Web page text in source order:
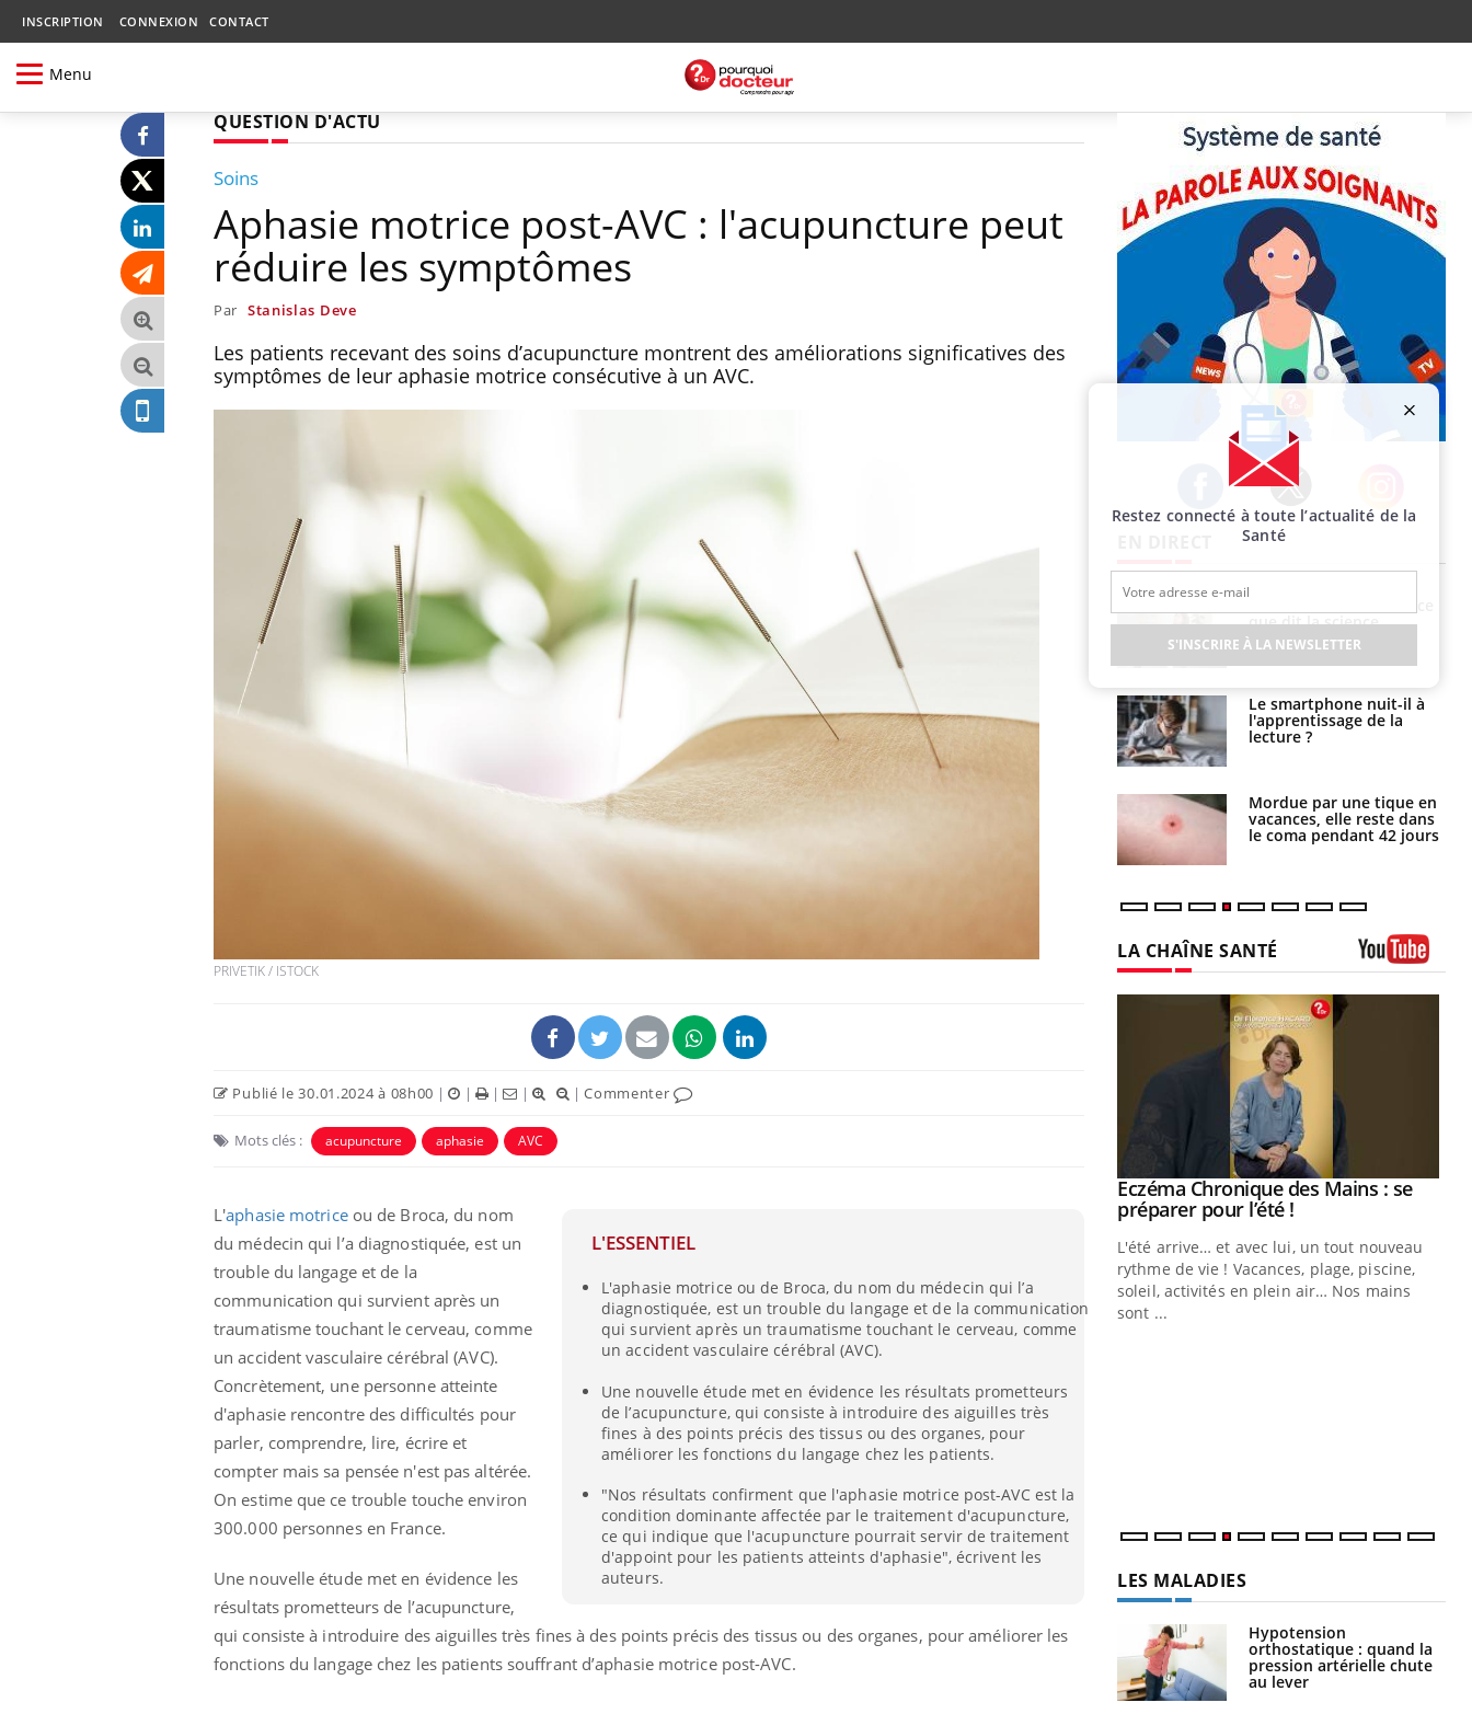
INSCRIPTION CONNEXION CONTACT
Menu
QUESTION D'ACTU
Soins
Aphasie motrice post-AVC : l'acupuncture peut
réduire les symptômes
Par Stanislas Deve
Les patients recevant des soins d’acupuncture montrent des améliorations significatives des
symptômes de leur aphasie motrice consécutive à un AVC.
PRIVETIK / ISTOCK
Publié le 30.01.2024 à 08h00 | | | | |Commenter
Mots clés : acupuncture aphasie AVC
L'ESSENTIEL
L'aphasie motrice ou de Broca, du nom du médecin qui l’a
diagnostiquée, est un trouble du langage et de la communication
qui survient après un traumatisme touchant le cerveau, comme
un accident vasculaire cérébral (AVC).
Une nouvelle étude met en évidence les résultats prometteurs
de l’acupuncture, qui consiste à introduire des aiguilles très
fines à des points précis des tissus ou des organes, pour
améliorer les fonctions du langage chez les patients.
"Nos résultats confirment que l'aphasie motrice post-AVC est la
condition dominante affectée par le traitement d'acupuncture,
ce qui indique que l'acupuncture pourrait servir de traitement
d'appoint pour les patients atteints d'aphasie", écrivent les
auteurs.
L'aphasie motriceou de Broca, du nom
du médecin qui l’a diagnostiquée, est un
trouble du langage et de la
communication qui survient après un
traumatisme touchant le cerveau, comme
un accident vasculaire cérébral (AVC).
Concrètement, une personne atteinte
d'aphasie rencontre des difficultés pour
parler, comprendre, lire, écrire et
compter mais sa pensée n'est pas altérée.
On estime que ce trouble touche environ
300.000 personnes en France.
Une nouvelle étude met en évidence les
résultats prometteurs de l’acupuncture,
qui consiste à introduire des aiguilles très fines à des points précis des tissus ou des organes, pour améliorer les
fonctions du langage chez les patients souffrant d’aphasie motrice post-AVC.
Facebook Twitter Instagram
Chikungunya, dengue,
West Nile : que se passe-
t-il dans le sud de la
Les médicaments GLP-1
protègent-ils aussi les os
Cytomégalovirus : ce qui
change dans la prise en
charge des femmes
La sieste empêche-t-elle
de dormir la nuit ?
VIH : la fin du comprimé
tous les jours se profile-t-
Pourquoi votre ventre
gâche-t-il les premiers
jours de vos vacances ?
freiner la propagation du
cancer ?
que dit la science
Le smartphone nuit-il à
l'apprentissage de la
lecture ?
Mordue par une tique en
vacances, elle reste dans
le coma pendant 42 jours
LA CHAÎNE SANTÉ
expliquer ma maladieYoutube
Il y a des sujets qui sont faciles à aborder...
d'autres non ! D'un côté, poser des
questions sur la maladie d'un proche c'est
Carence en fer : comprendre pour
Youtube
Fatigue, irritabilité, brouillard mental ou
même alopécie… Les symptômes de la
carence en fer sont multiples ce qui la rend
patients comme parfois chez les soignants.
Youtube
Eczéma Chronique des Mains : se
préparer pour l’été !Youtube
L'été arrive… et avec lui, un tout nouveau
rythme de vie ! Vacances, plage, piscine,
soleil, activités en plein air… Nos mains
sont ...
LES MALADIES
Hypotension
orthostatique : quand la
pression artérielle chute
au lever
Restez connecté à toute l’actualité de la
Santé
S'INSCRIRE À LA NEWSLETTER